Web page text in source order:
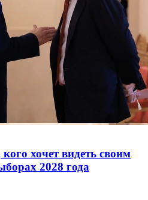
хочет видеть своим
2028 года